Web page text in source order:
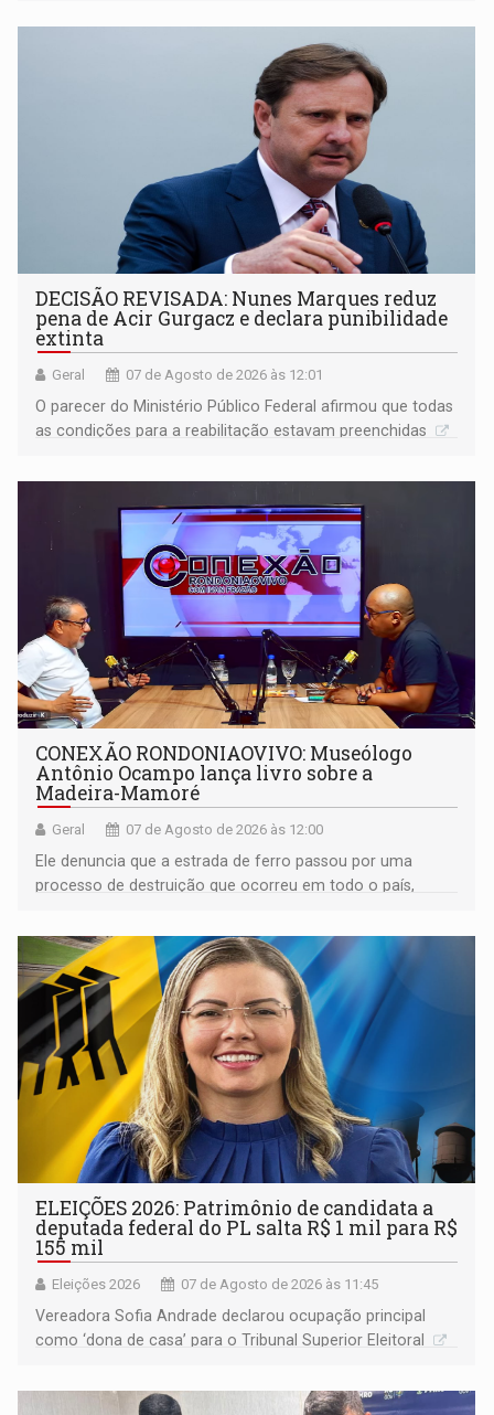
DECISÃO REVISADA: Nunes Marques reduz
pena de Acir Gurgacz e declara punibilidade
extinta
Geral 07 de Agosto de 2026 às 12:01
O parecer do Ministério Público Federal afirmou que todas
as condições para a reabilitação estavam preenchidas
CONEXÃO RONDONIAOVIVO: Museólogo
Antônio Ocampo lança livro sobre a
Madeira-Mamoré
Geral 07 de Agosto de 2026 às 12:00
Ele denuncia que a estrada de ferro passou por uma
processo de destruição que ocorreu em todo o país,
ELEIÇÕES 2026: Patrimônio de candidata a
deputada federal do PL salta R$ 1 mil para R$
155 mil
Eleições 2026 07 de Agosto de 2026 às 11:45
Vereadora Sofia Andrade declarou ocupação principal
como ‘dona de casa’ para o Tribunal Superior Eleitoral